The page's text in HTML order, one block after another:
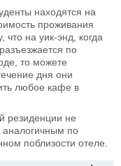
находятся на
проживания
на уик-энд, когда
по
то можете
дня они
любое кафе в
резиденции не
аналогичным по
поблизости отеле.